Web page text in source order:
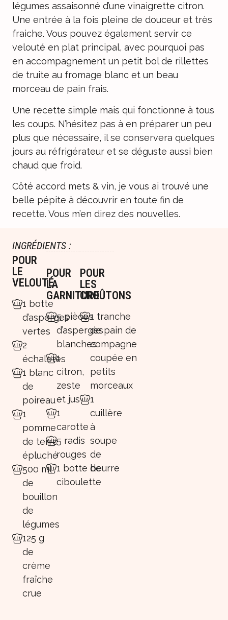
légumes assaisonné d’une vinaigrette citron.
Une entrée à la fois pleine de douceur et très
fraiche. Vous pouvez également servir ce
velouté en plat principal, avec pourquoi pas
en accompagnement un petit bol de rillettes
de truite au fromage blanc et un beau
morceau de pain frais.
Une recette simple mais qui fonctionne à tous
les coups. N’hésitez pas à en préparer un peu
plus que nécessaire, il se conservera quelques
jours au réfrigérateur et se déguste aussi bien
chaud que froid.
Côté accord mets & vin, je vous ai trouvé une
belle pépite à découvrir en toute fin de
recette. Vous m’en direz des nouvelles.
INGRÉDIENTS :
POUR
LE
VELOUTÉ
1 botte
d’asperges
vertes
2
échalotes
1 blanc
de
poireau
1
pomme
de terre
épluché
500 ml
de
bouillon
de
légumes
125 g
de
crème
fraîche
crue
POUR
LA
GARNITURE
5 pièces
d’asperges
blanches
1
citron,
zeste
et jus
1
carotte
5 radis
rouges
1 botte de
ciboulette
POUR
LES
CROÛTONS
1 tranche
de pain de
compagne
coupée en
petits
morceaux
1
cuillère
à
soupe
de
beurre